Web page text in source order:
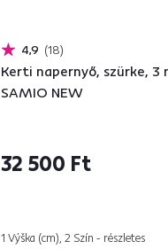
Babzsák, krém / mintás
RIUK
31 900 Ft